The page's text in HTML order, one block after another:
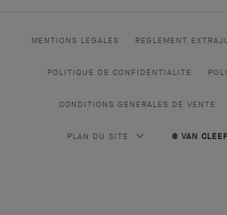
MENTIONS LEGALES REGLEMENT
POLITIQUE DE CONFIDENTIALITE
CONDITIONS GENERALES DE VENTE
PLAN DU SITE © VAN